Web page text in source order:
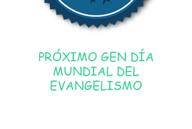
PRÓXIMO GEN DÍA
MUNDIAL DEL
EVANGELISMO